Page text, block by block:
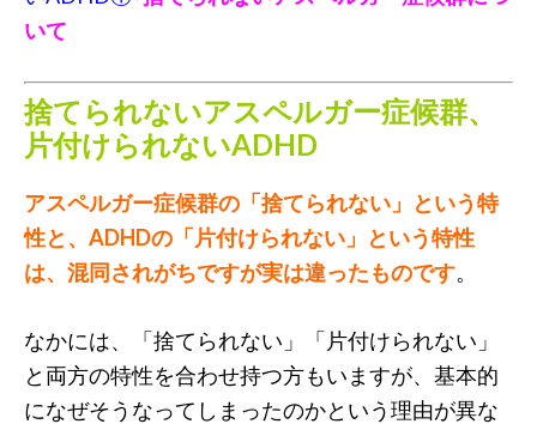
いて
捨てられないアスペルガー症候群、
片付けられないADHD
アスペルガー症候群の「捨てられない」という特
性と、ADHDの「片付けられない」という特性
は、混同されがちですが実は違ったものです。
なかには、「捨てられない」「片付けられない」
と両方の特性を合わせ持つ方もいますが、基本的
になぜそうなってしまったのかという理由が異な